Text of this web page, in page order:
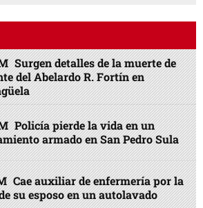
Surgen detalles de la muerte de
del Abelardo R. Fortín en
Policía pierde la vida en un
armado en San Pedro Sula
Cae auxiliar de enfermería por la
su esposo en un autolavado